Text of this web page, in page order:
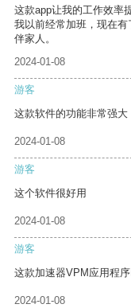
这款app让我的工作效率
我以前经常加班，现在
伴家人。
2024-01-08
游客
这款软件的功能非常强大
2024-01-08
游客
这个软件很好用
2024-01-08
游客
这款加速器VPM应用程
2024-01-08